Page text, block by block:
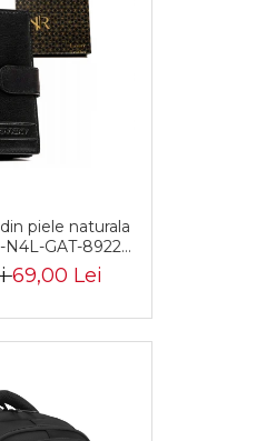
piele naturala
N4L-GAT-8922
69,00 Lei